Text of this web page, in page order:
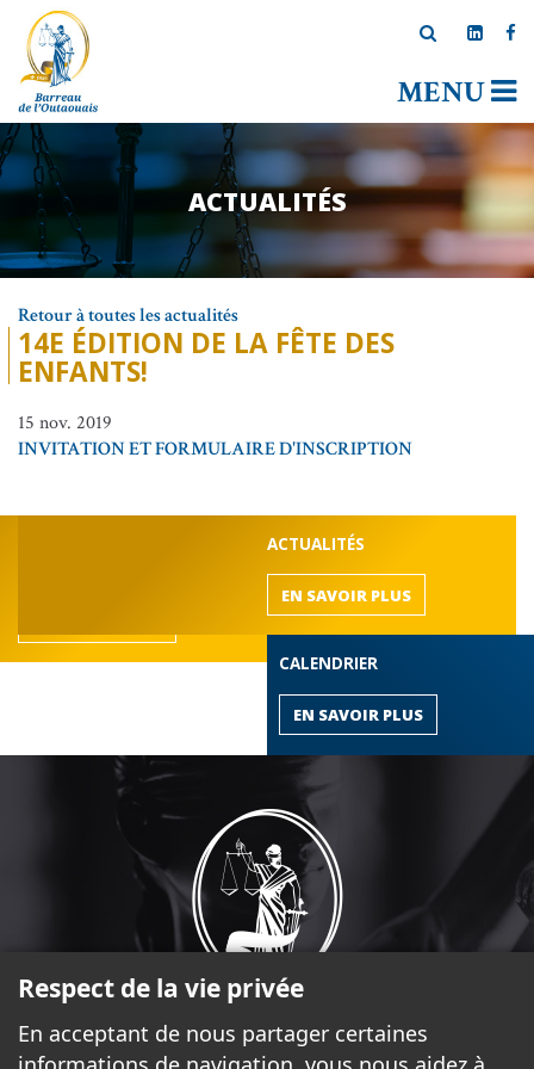
MENU
ACTUALITÉS
Retour à toutes les actualités
14E ÉDITION DE LA FÊTE DES
ENFANTS!
15 nov. 2019
INVITATION ET FORMULAIRE D'INSCRIPTION
ACTUALITÉS
EN SAVOIR PLUS
CALENDRIER
EN SAVOIR PLUS
Respect de la vie privée
En acceptant de nous partager certaines